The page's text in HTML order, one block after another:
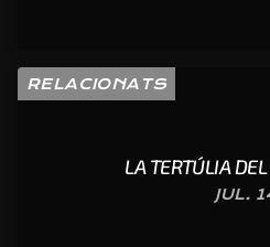
RELACIONATS
LA TERTÚLIA
JUL.